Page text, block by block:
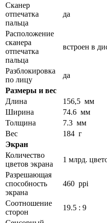
Сканер
отпечатка
пальца
да
Расположение
сканера
отпечатка
пальца
встроен в
Разблокировка
по лицу
да
Размеры и вес
Длина
156,5 мм
Ширина
74.6 мм
Толщина
7.3 мм
Вес
184 г
Экран
Количество
цветов экрана
1 млрд.
Разрешающая
способность
экрана
460 ppi
Соотношение
сторон
19.5 : 9